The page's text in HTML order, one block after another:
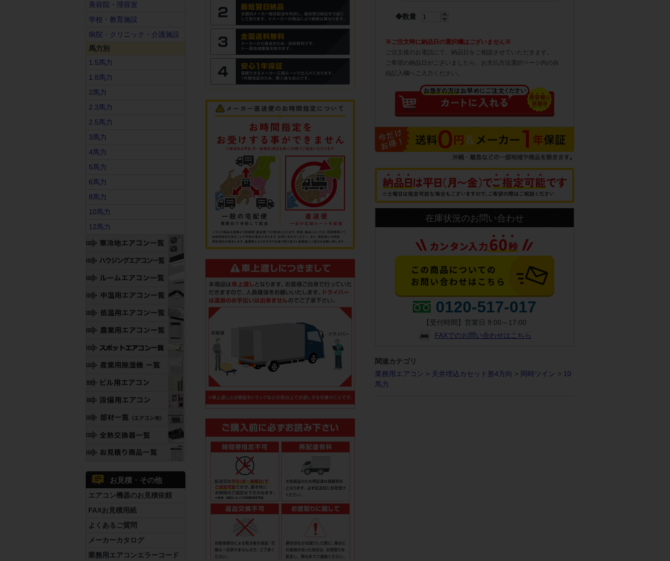
◆数量
※ご注文時に納品日の選択欄はございません※
ご注文後のお電話にて、納品日をご相談させていただきます。
ご希望の納品日がございましたら、お支払方法選択ページ内の自
由記入欄へご入力ください。
在庫状況のお問い合わせ
0120-517-017
【受付時間】営業日 9:00～17:00
FAXでのお問い合わせはこちら
関連カテゴリ
業務用エアコン > 天井埋込カセット形4方向 > 同時ツイン > 10
馬力
美容院・理容室
学校・教育施設
病院・クリニック・介護施設
馬力別
1.5馬力
1.8馬力
2馬力
2.3馬力
2.5馬力
3馬力
4馬力
5馬力
6馬力
8馬力
10馬力
12馬力
お見積・その他
エアコン機器のお見積依頼
FAXお見積用紙
よくあるご質問
メーカーカタログ
業務用エアコンエラーコード